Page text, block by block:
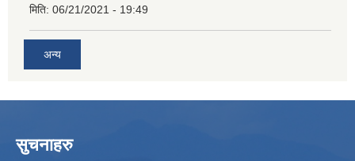
मिति: 06/21/2021 - 19:49
अन्य
सुचनाहरु